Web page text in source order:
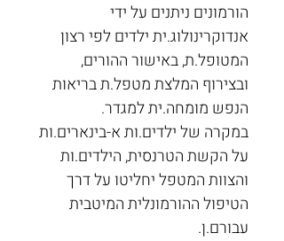
הורמונים ניתנים על ידי
אנדוקרינולוג.ית ילדים לפי רצון
המטופל.ת, באישור ההורים,
ובצירוף המלצת מטפל.ת בריאות
הנפש מומחה.ית למגדר.
במקרה של ילדים.ות א-בינארים.ות
על הקשת הטרנסית, הילדים.ות
והצוות המטפל יחליטו על דרך
הטיפול ההורמונלית המיטבית
עבורם.ן.